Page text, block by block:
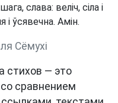
слава: веліч, сіла і
і ўсявечна. Амін.
Сёмухі
стихов — это
сравнением